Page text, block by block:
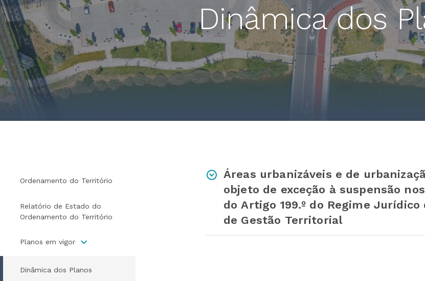
Dinâmica dos
Ordenamento do Território
Relatório de Estado do
Ordenamento do Território
Planos em vigor
Dinâmica dos Planos
Áreas urbanizáveis e de
objeto de exceção à suspensão
do Artigo 199.º do Regime
de Gestão Territorial